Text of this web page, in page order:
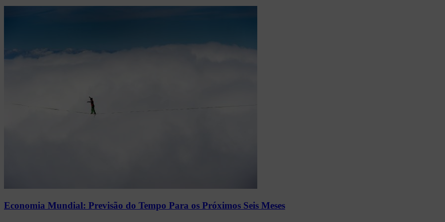
Economia Mundial: Previsão do Tempo Para os Próximos Seis Meses